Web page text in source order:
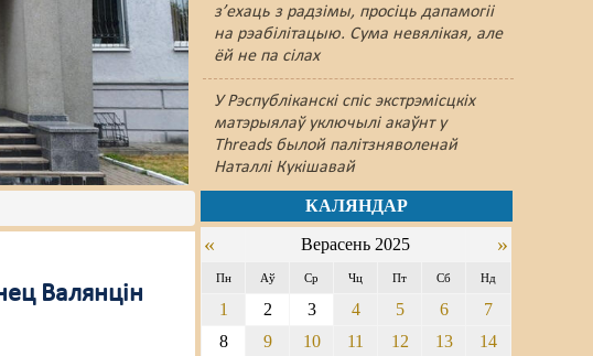
з’ехаць з радзімы, просіць дапамогіі
на рэабілітацыю. Сума невялікая, але
ёй не па сілах
У Рэспубліканскі спіс экстрэмісцкіх
матэрыялаў уключылі акаўнт у
Threads былой палітзняволенай
Наталлі Кукішавай
Валянцін
КАЛЯНДАР
« Верасень 2025 »
Пн Аў Ср Чц Пт Сб Нд
1 2 3 4 5 6
7
8
9 10 11 12 13
14